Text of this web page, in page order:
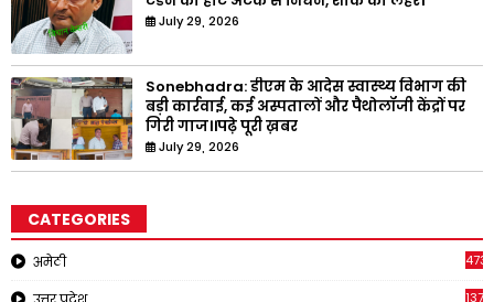
July 29, 2026
Sonebhadra: डीएम के आदेस स्वास्थ्य विभाग की
बड़ी कार्रवाई, कई अस्पतालों और पैथोलॉजी केंद्रों पर
गिरी गाज।।पढ़े पूरी ख़बर
July 29, 2026
CATEGORIES
अमेठी
1371